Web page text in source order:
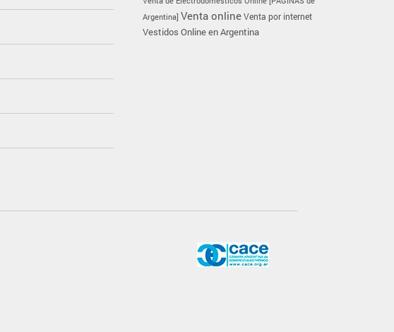
Argentina] Venta online Venta por internet
Vestidos Online en Argentina